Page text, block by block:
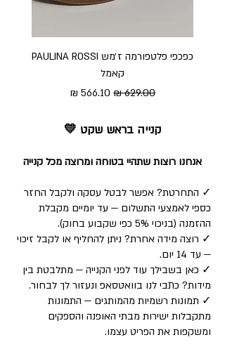
כפכפי פלטפורמה ז׳מש PAULINA ROSSI
קאמל
מחיר רגיל מחיר מבצע
קנייה בראש שקט 💛
אנחנו רוצות שתהיי בטוחה ומרוצה מכל קנייה
✓ התחרטת? אפשר לבטל עסקה ולקבל החזר
כספי לאמצעי התשלום — עד יומיים מקבלת
ההזמנה (בניכוי 5% כפי שקבוע בחוק).
✓ רוצה מידה אחרת? ניתן להחליף או לקבל זיכוי
— עד 14 יום.
✓ כאן בשבילך עוד לפני הקנייה — מתלבטת בין
מידות? כתבי לנו בוואטסאפ ונעזור לך לבחור.
✓ תמונות רשמיות מהמותגים — התמונות
מתקבלות ישירות מבתי האופנה והספקים
ומשקפות את הפריט עצמו.